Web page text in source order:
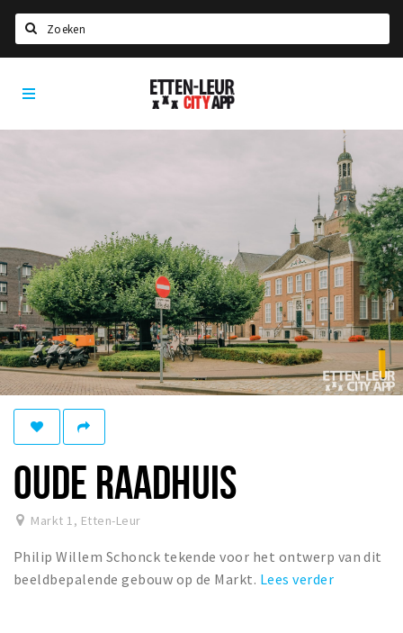
Home
Agenda
Eten
Drinken
Slapen
Recreatief
Winkels
Winkelgebieden
Bezienswaardigheden
Musea, theaters & podia
Uitjes & activiteiten
Toeristische routes
Etten-
Leur
OUDE RAADHUIS
Markt 1, Etten-Leur
Philip Willem Schonck tekende voor het ontwerp van dit
beeldbepalende gebouw op de Markt. Lees verder